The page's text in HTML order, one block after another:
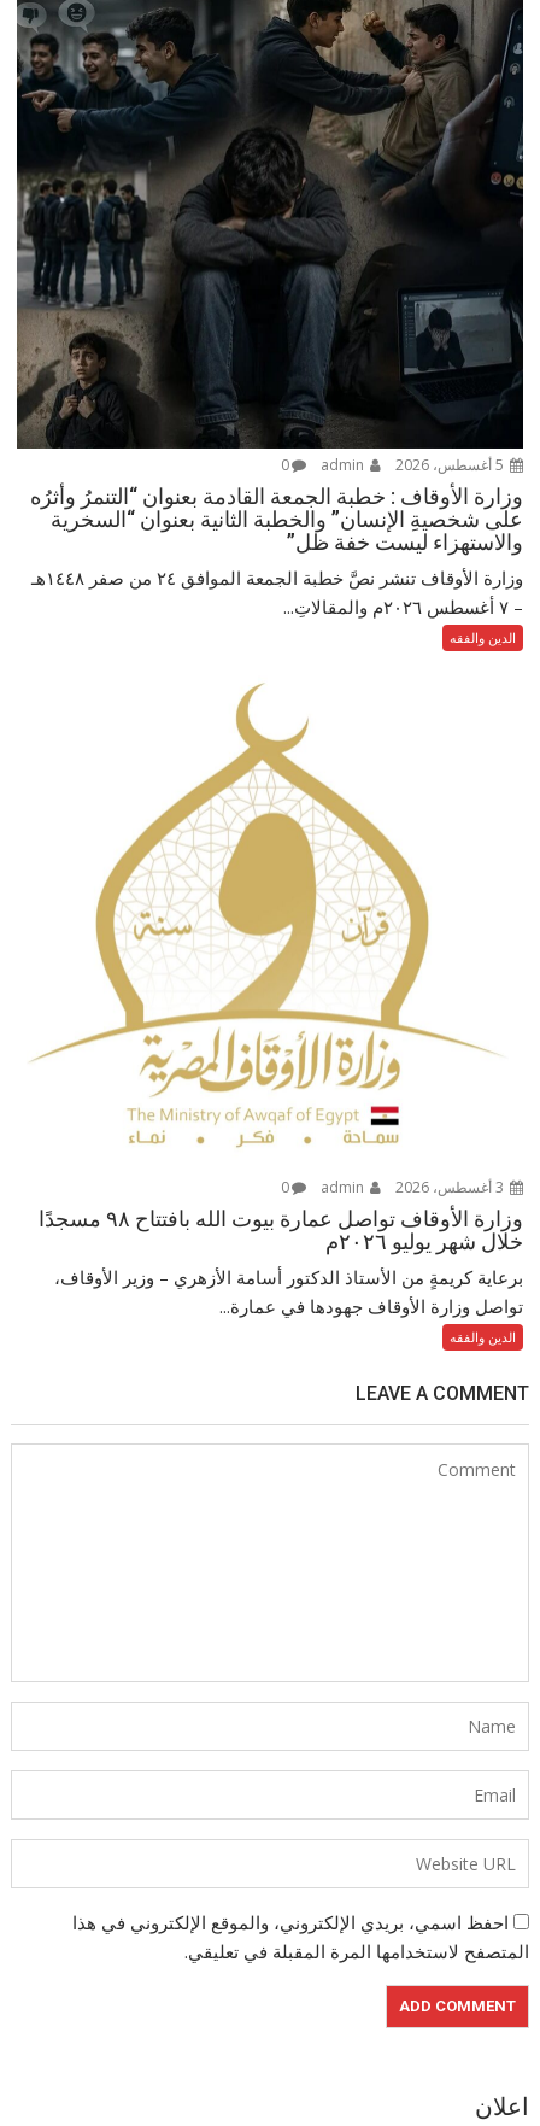
0
وزارة الأوقاف : خطبة الجمعة القادمة بعنوان “التنمرُ وأثرُه
على شخصيةِ الإنسان” والخطبة الثانية بعنوان “السخرية
والاستهزاء ليست خفة ظل”
وزارة الأوقاف تنشر نصَّ خطبة الجمعة الموافق ٢٤ من صفر ١٤٤٨هـ
– ‏٧ أغسطس ٢٠٢٦م والمقالاتِ...
الدين والفقه
0
وزارة الأوقاف تواصل عمارة بيوت الله بافتتاح ٩٨ مسجدًا
خلال شهر يوليو ٢٠٢٦م
برعاية كريمةٍ من الأستاذ الدكتور أسامة الأزهري – وزير الأوقاف،
تواصل وزارة الأوقاف جهودها في عمارة...
الدين والفقه
LEAVE A COMMENT
احفظ اسمي، بريدي الإلكتروني، والموقع الإلكتروني في هذا
المتصفح لاستخدامها المرة المقبلة في تعليقي.
اعلان